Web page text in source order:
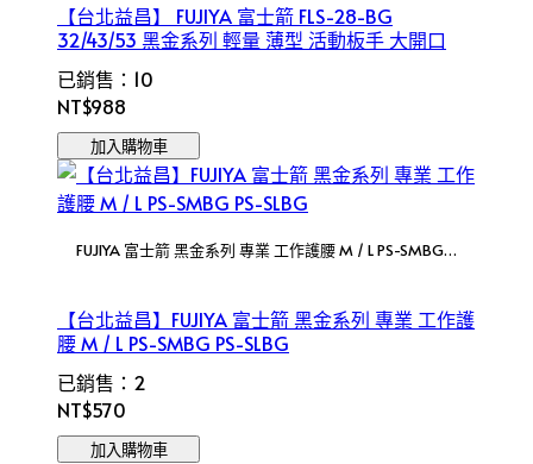
【台北益昌】 FUJIYA 富士箭 FLS-28-BG
32/43/53 黑金系列 輕量 薄型 活動板手 大開口
已銷售：10
NT$988
加入購物車
FUJIYA 富士箭 黑金系列 專業 工作護腰 M / L PS-SMBG
【台北益昌】FUJIYA 富士箭 黑金系列 專業 工作護
腰 M / L PS-SMBG PS-SLBG
已銷售：2
NT$570
加入購物車